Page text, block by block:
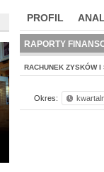
PROFIL
BR LAB
RAPORTY
RACHUNEK ZYSKÓW I
Okres: